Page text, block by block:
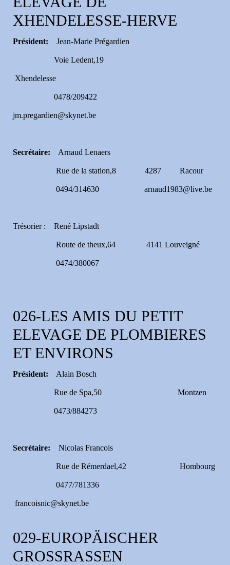
XHENDELESSE-HERVE
Président: Jean-Marie Prégardien
Voie Ledent,19
Xhendelesse
0478/209422
jm.pregardien@skynet.be
Secrétaire: Arnaud Lenaers
Rue de la station,8 4287 Racour
0494/314630 arnaud1983@live.be
Trésorier : René Lipstadt
Route de theux,64 4141 Louveigné
0474/380067
026-LES AMIS DU PETIT
ELEVAGE DE PLOMBIERES
ET ENVIRONS
Président: Alain Bosch
Rue de Spa,50 Montzen
0473/884273
Secrétaire: Nicolas Francois
Rue de Rémerdael,42 Hombourg
0477/781336
francoisnic@skynet.be
029-EUROPÄISCHER
GROSSRASSEN